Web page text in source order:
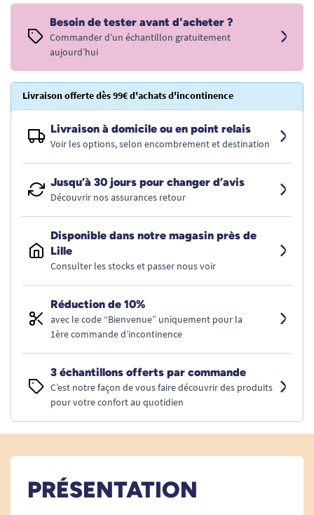
Besoin de tester avant d'acheter ?
Commander d’un échantillon gratuitement
aujourd’hui
Livraison offerte dès 99€ d'achats d'incontinence
Livraison à domicile ou en point relais
Voir les options, selon encombrement et destination
Jusqu’à 30 jours pour changer d’avis
Découvrir nos assurances retour
Disponible dans notre magasin près de
Lille
Consulter les stocks et passer nous voir
Réduction de 10%
avec le code “Bienvenue” uniquement pour la
1ère commande d’incontinence
3 échantillons offerts par commande
C’est notre façon de vous faire découvrir des produits
pour votre confort au quotidien
PRÉSENTATION